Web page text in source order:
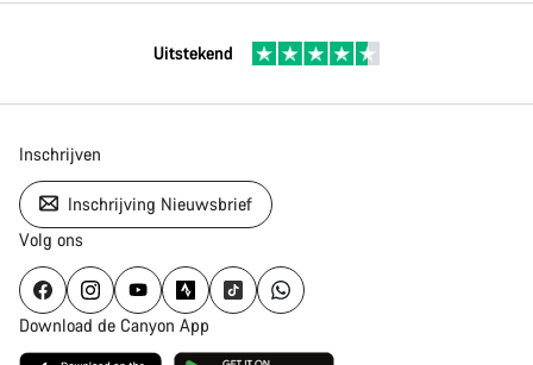
Uitstekend
Inschrijven
Inschrijving Nieuwsbrief
Volg ons
Download de Canyon App